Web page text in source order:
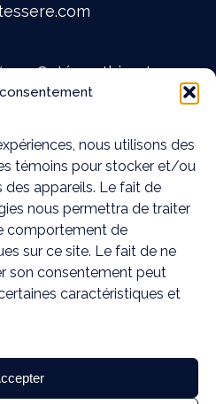
nous utilisons des
témoins pour stocker et/ou
appareils. Le fait de
nous permettra de traiter
comportement de
sur ce site. Le fait de ne
son consentement peut
caractéristiques et
- Ostéopathie et
Blainville
4W6
- Ostéopathie et
Grande-Côte,
1K6